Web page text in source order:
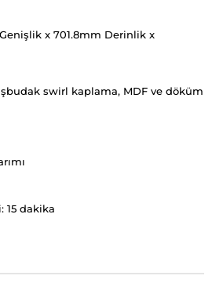
x 701.8mm Derinlik x
swirl kaplama, MDF ve döküm
15 dakika